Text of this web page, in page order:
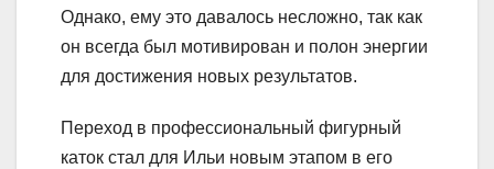
Однако, ему это давалось несложно, так как
он всегда был мотивирован и полон энергии
для достижения новых результатов.
Переход в профессиональный фигурный
каток стал для Ильи новым этапом в его